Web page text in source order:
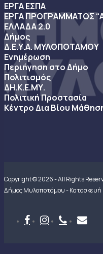
ΕΡΓΑ ΕΣΠΑ
ΕΡΓΑ ΠΡΟΓΡΑΜΜΑΤΟΣ
ΕΛΛΑΔΑ 2.0
Δήμος
Δ.Ε.Υ.Α. ΜΥΛΟΠΟΤΑΜΟΥ
Ενημέρωση
Περιήγηση στο Δήμο
Πολιτισμός
ΔΗ.Κ.Ε.ΜΥ.
Πολιτική Προστασία
Κέντρο Δια Βίου
Copyright © 2026 - All Rights
Δήμος Μυλοποτάμου - Κατασκευή
facebookinstagram
phone email